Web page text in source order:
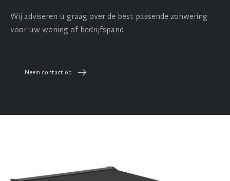
Wij adviseren u graag over de best passende zonwering
voor uw woning of bedrijfspand
Neem contact op